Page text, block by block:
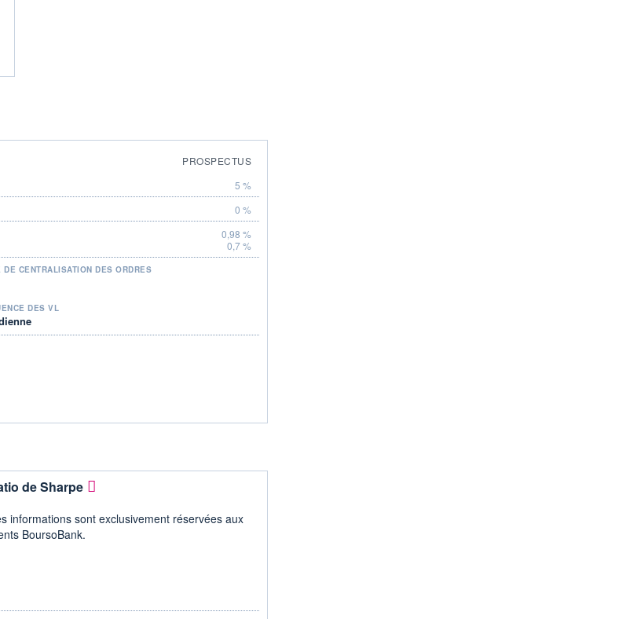
PROSPECTUS
5 %
0 %
0,98 %
0,7 %
DE CENTRALISATION DES ORDRES
DES VL
de Sharpe
informations sont exclusivement réservées aux
BoursoBank.